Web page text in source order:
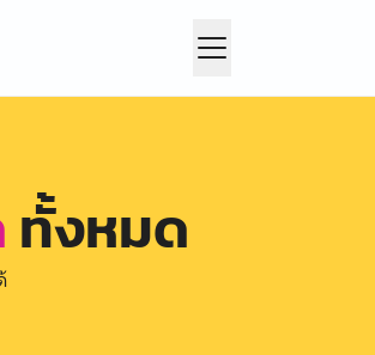
ทั้งหมด